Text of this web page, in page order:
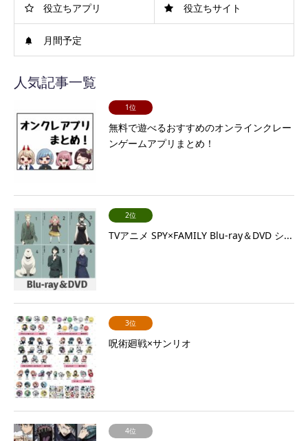
役立ちアプリ 役立ちサイト
月間予定
人気記事一覧
1位
無料で遊べるおすすめのオンラインクレー
ンゲームアプリまとめ！
2位
TVアニメ SPY×FAMILY Blu-ray＆DVD シ...
3位
呪術廻戦×サンリオ
4位